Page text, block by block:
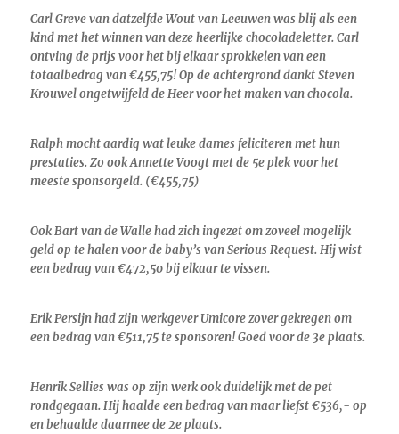
Carl Greve van datzelfde Wout van Leeuwen was blij als een
kind met het winnen van deze heerlijke chocoladeletter. Carl
ontving de prijs voor het bij elkaar sprokkelen van een
totaalbedrag van €455,75! Op de achtergrond dankt Steven
Krouwel ongetwijfeld de Heer voor het maken van chocola.
Ralph mocht aardig wat leuke dames feliciteren met hun
prestaties. Zo ook Annette Voogt met de 5e plek voor het
meeste sponsorgeld. (€455,75)
Ook Bart van de Walle had zich ingezet om zoveel mogelijk
geld op te halen voor de baby’s van Serious Request. Hij wist
een bedrag van €472,50 bij elkaar te vissen.
Erik Persijn had zijn werkgever Umicore zover gekregen om
een bedrag van €511,75 te sponsoren! Goed voor de 3e plaats.
Henrik Sellies was op zijn werk ook duidelijk met de pet
rondgegaan. Hij haalde een bedrag van maar liefst €536,- op
en behaalde daarmee de 2e plaats.